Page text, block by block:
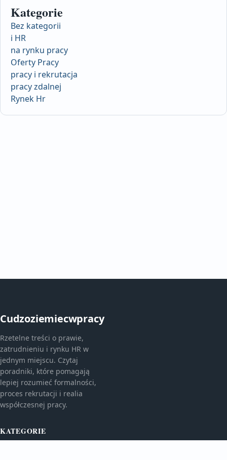
Kategorie
Bez kategorii
i HR
na rynku pracy
Oferty Pracy
pracy i rekrutacja
pracy zdalnej
Rynek Hr
Cudzoziemiecwpracy
Rzetelne treści o prawie,
zatrudnieniu i rynku HR w
jednym miejscu. Czytaj
poradniki, które pomagają
lepiej rozumieć formalności,
proces rekrutacji i realia
współczesnej pracy.
KATEGORIE